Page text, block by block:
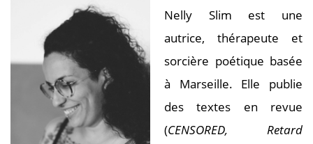
Nelly Slim est une
autrice, thérapeute et
sorcière poétique basée
à Marseille. Elle publie
des textes en revue
(CENSORED, Retard